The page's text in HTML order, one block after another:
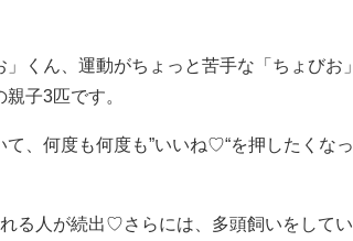
くん、運動がちょっと苦手な「ちょびお」
子3匹です。
、何度も何度も”いいね♡“を押したくなっ
る人が続出♡さらには、多頭飼いをしてい